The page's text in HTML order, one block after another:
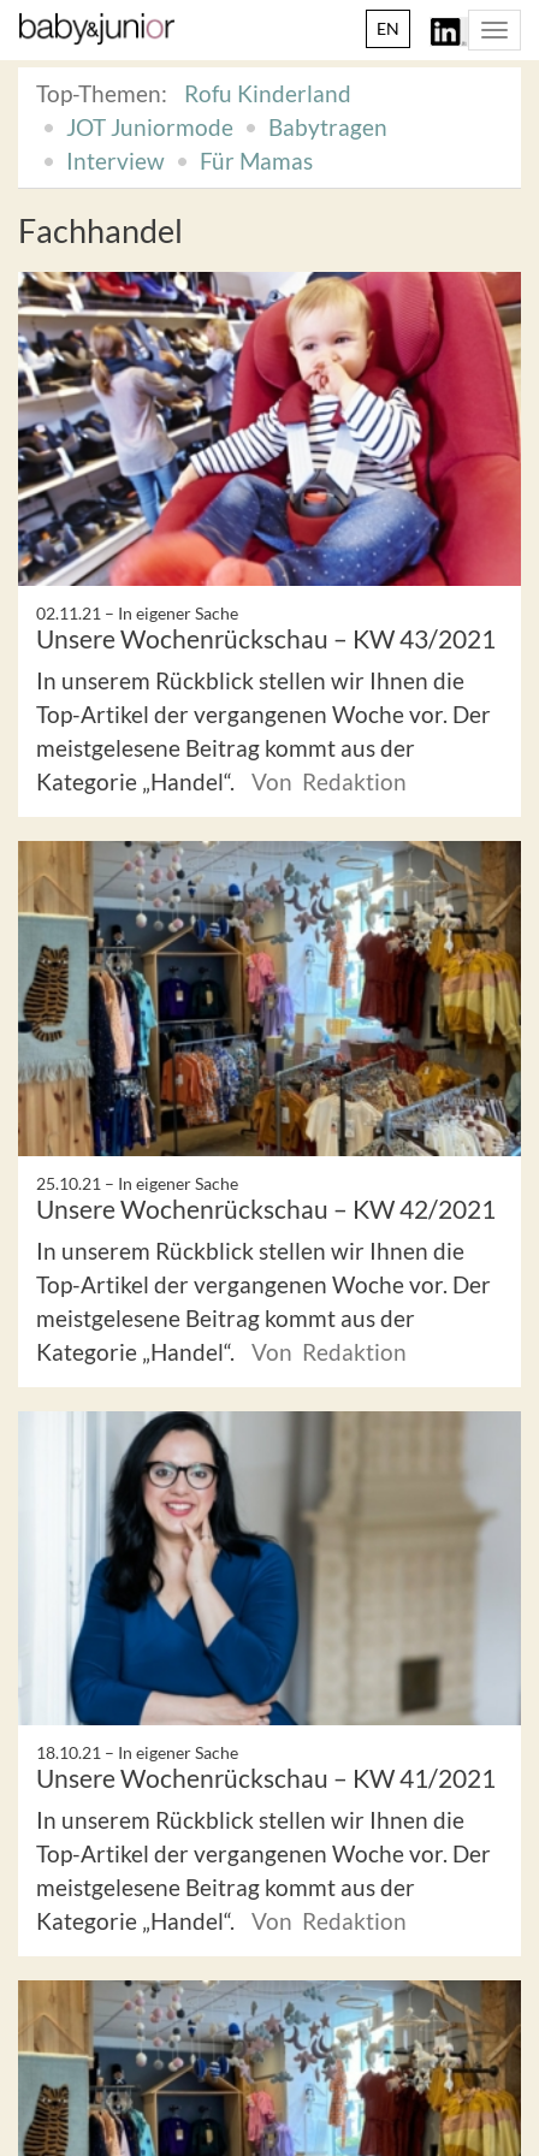
EN
Top-Themen:
Rofu Kinderland
JOT Juniormode
Babytragen
Interview
Für Mamas
Fachhandel
02.11.21 – In eigener Sache
Unsere Wochenrückschau – KW 43/2021
In unserem Rückblick stellen wir Ihnen die
Top-Artikel der vergangenen Woche vor. Der
meistgelesene Beitrag kommt aus der
Kategorie „Handel“.
Von Redaktion
25.10.21 – In eigener Sache
Unsere Wochenrückschau – KW 42/2021
In unserem Rückblick stellen wir Ihnen die
Top-Artikel der vergangenen Woche vor. Der
meistgelesene Beitrag kommt aus der
Kategorie „Handel“.
Von Redaktion
18.10.21 – In eigener Sache
Unsere Wochenrückschau – KW 41/2021
In unserem Rückblick stellen wir Ihnen die
Top-Artikel der vergangenen Woche vor. Der
meistgelesene Beitrag kommt aus der
Kategorie „Handel“.
Von Redaktion